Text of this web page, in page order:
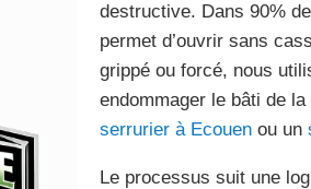
destructive. Dans 90%
permet d’ouvrir sans
grippé ou forcé, nous
endommager le bâti de
serrurier à Ecouenou un
Le processus suit une